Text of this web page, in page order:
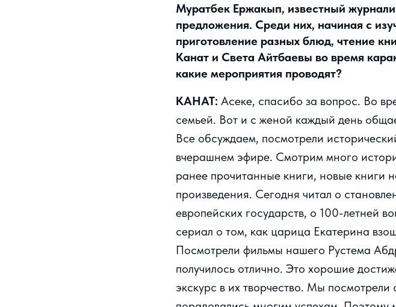
Муратбек Ержакып, известный
предложения. Среди них, начиная с
приготовление разных блюд, чтение
Канат и Света Айтбаевы во время
какие мероприятия проводят?
КАНАТ: Асеке, спасибо за вопрос. Во
семьей. Вот и с женой каждый день
Все обсуждаем, посмотрели
вчерашнем эфире. Смотрим много
ранее прочитанные книги, новые книги
произведения. Сегодня читал о
европейских государств, о 100-летней
сериал о том, как царица Екатерина
Посмотрели фильмы нашего Рустема
получилось отлично. Это хорошие
экскурс в их творчество. Мы